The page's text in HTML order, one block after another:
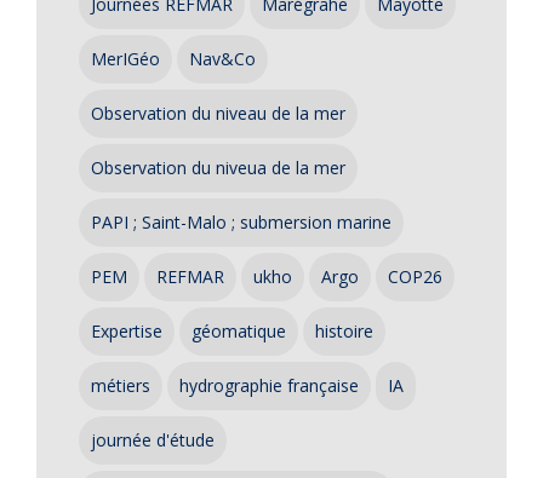
MerIGéo Nav&Co
Observation du niveau de la mer
Observation du niveua de la mer
PAPI ; Saint-Malo ; submersion marine
PEM REFMAR ukho Argo COP26
Expertise géomatique histoire
métiers hydrographie française IA
journée d'étude